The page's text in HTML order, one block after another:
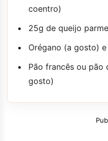
coentro)
25g de queijo
Orégano (a gosto)
Pão francês ou pão
gosto)